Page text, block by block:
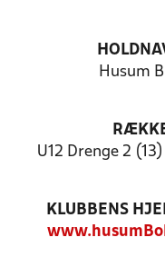
Husum
U12 Drenge 2
KLUBBENS